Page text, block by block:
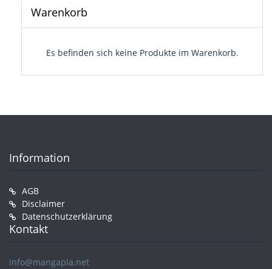
Warenkorb
Es befinden sich keine Produkte im Warenkorb.
Information
AGB
Disclaimer
Datenschutzerklärung
Kontakt
info@mangapla.net